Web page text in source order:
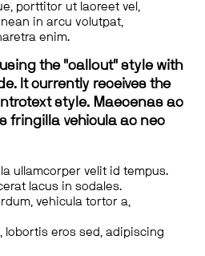
porttitor ut laoreet vel,
in arcu volutpat,
enim.
the "callout" style with
It currently receives the
style. Maecenas ac
fringilla vehicula ac nec
ullamcorper velit id tempus.
lacus in sodales.
vehicula tortor a,
lobortis eros sed, adipiscing